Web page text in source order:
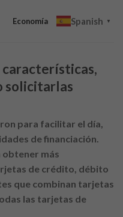
Economía Spanish ▼
características,
solicitarlas
para facilitar el día,
de financiación.
obtener más
de crédito, débito
que combinan tarjetas
las tarjetas de